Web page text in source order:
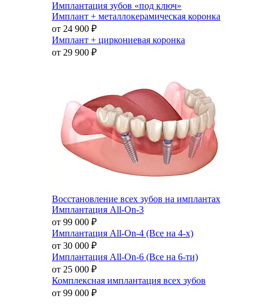
Имплантация зубов «под ключ»
Имплант + металлокерамическая коронка
от 24 900 ₽
Имплант + циркониевая коронка
от 29 900 ₽
Восстановление всех зубов на имплантах
Имплантация All-On-3
от 99 000 ₽
Имплантация All-On-4 (Все на 4-х)
от 30 000 ₽
Имплантация All-On-6 (Все на 6-ти)
от 25 000 ₽
Комплексная имплантация всех зубов
от 99 000 ₽